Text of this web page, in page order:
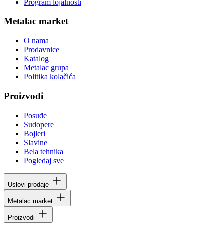
Program lojalnosti
Metalac market
O nama
Prodavnice
Katalog
Metalac grupa
Politika kolačića
Proizvodi
Posuđe
Sudopere
Bojleri
Slavine
Bela tehnika
Pogledaj sve
Uslovi prodaje
Metalac market
Proizvodi